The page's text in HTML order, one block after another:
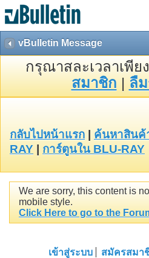
vBulletin Message
กรุณาสละเวลาเพีย
สมาชิก | ลื
กลับไปหน้าแรก ค้นหาสินค้
RAY
การ์ตูนใน BLU-RAY
We are sorry, this content is
mobile style.
Click Here to go to the
เข้าสู่ระบบ สมัครสมา